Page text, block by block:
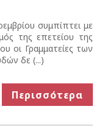
συμπίπτει με
της επετείου της
οι Γραμματείες των
δε (...)
Περισσότερα